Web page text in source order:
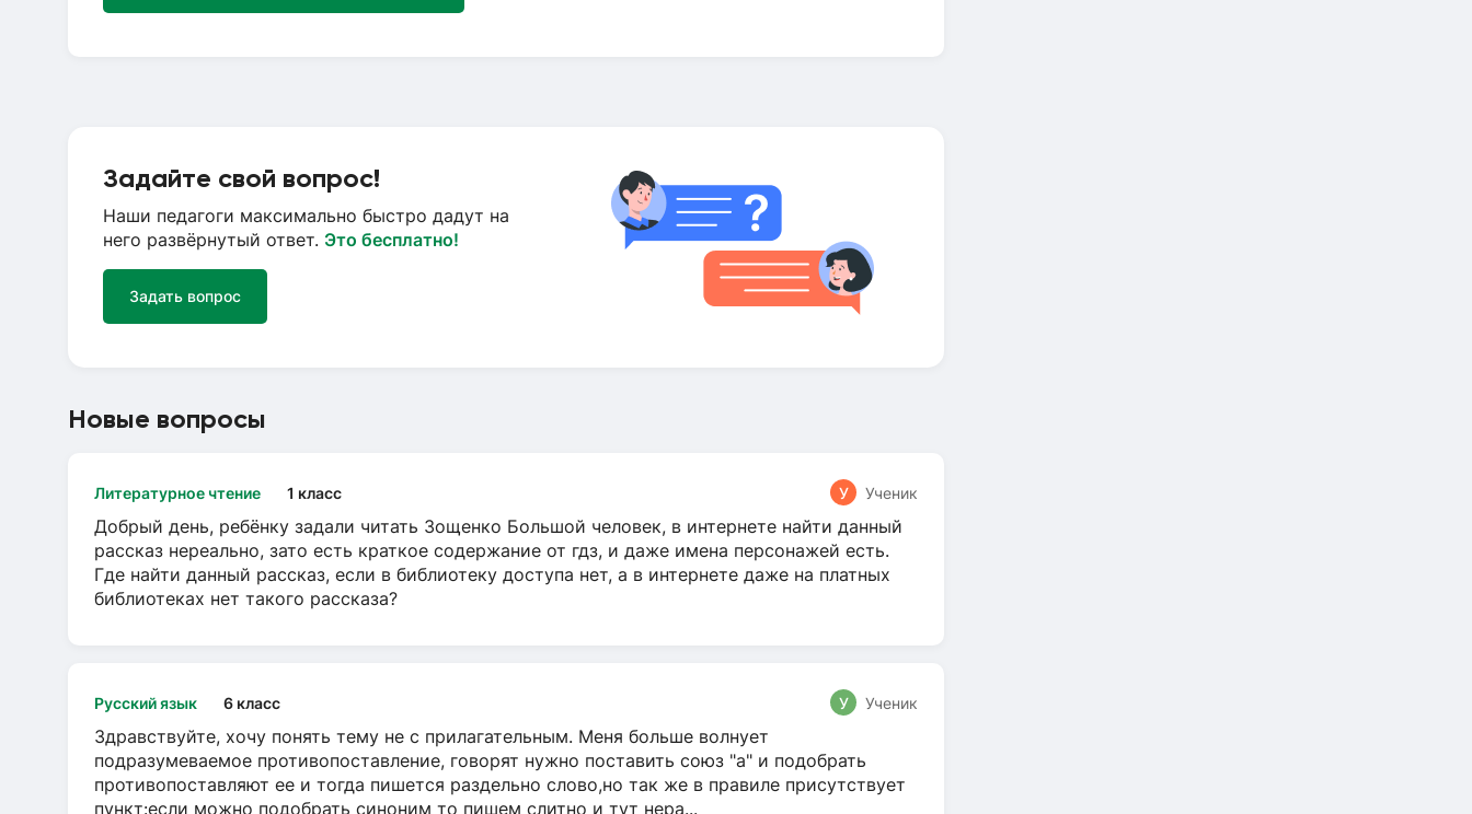
Задайте свой вопрос!
Наши педагоги максимально быстро дадут на
него развёрнутый ответ. Это бесплатно!
Задать вопрос
Новые вопросы
Литературное чтение 1 класс У Ученик
Добрый день, ребёнку задали читать Зощенко Большой человек, в интернете найти данный
рассказ нереально, зато есть краткое содержание от гдз, и даже имена персонажей есть.
Где найти данный рассказ, если в библиотеку доступа нет, а в интернете даже на платных
библиотеках нет такого рассказа?
Русский язык 6 класс У Ученик
Здравствуйте, хочу понять тему не с прилагательным. Меня больше волнует
подразумеваемое противопоставление, говорят нужно поставить союз "а" и подобрать
противопоставляют ее и тогда пишется раздельно слово,но так же в правиле присутствует
пункт:если можно подобрать синоним то пишем слитно и тут нера...